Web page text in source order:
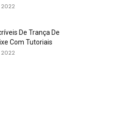
2022
De Trança De
Com Tutoriais
2022